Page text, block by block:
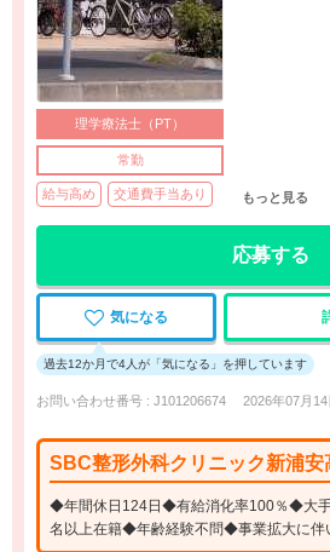
理学療法士（PT）
常勤
給与高め 交通費手当あり もっと見る
応募する
気になる
過去12か月で4人が「気になる」を押しています
お問い合わせ番号 : J101206674 2026年07月14
SBC整形外科クリニック新浦安
◆年間休日124日◆有給消化率100％◆大
名以上在籍◆年齢経験不問◆事業拡大に